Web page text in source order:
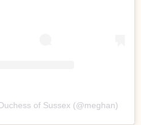
of Sussex (@meghan)